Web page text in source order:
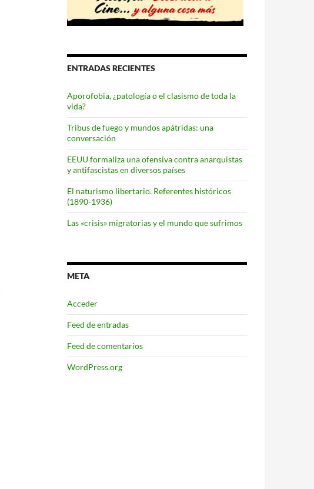
ENTRADAS RECIENTES
Aporofobia, ¿patología o el clasismo de toda la
vida?
Tribus de fuego y mundos apátridas: una
conversación
EEUU formaliza una ofensiva contra anarquistas
y antifascistas en diversos países
El naturismo libertario. Referentes históricos
(1890-1936)
Las «crisis» migratorias y el mundo que sufrimos
META
Acceder
Feed de entradas
Feed de comentarios
WordPress.org